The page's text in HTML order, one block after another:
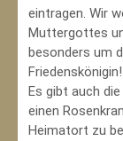
eintragen. Wir
Muttergottes
besonders um
Es gibt auch
einen
Heimatort zu